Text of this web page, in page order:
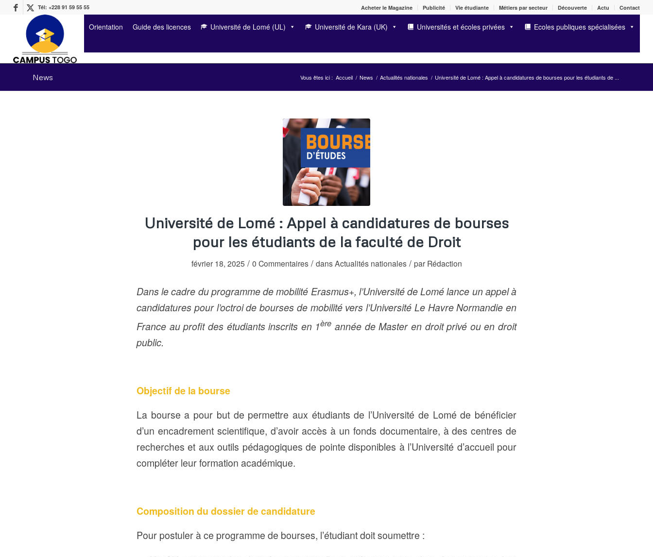
Acheter le Magazine Publicité Vie étudiante Métiers par secteur Découverte Actu Contact
Tél: +228 91 59 55 55
Orientation Guide des licences Université de Lomé (UL) Université de Kara (UK) Universités et écoles privées Ecoles publiques spécialisées
News Vous êtes ici : Accueil / News / Actualités nationales / Université de Lomé : Appel à candidatures de bourses pour les étudiants de ...
Université de Lomé : Appel à candidatures de bourses
pour les étudiants de la faculté de Droit
février 18, 2025 / 0 Commentaires / dansActualités nationales / par Rédaction
Dans le cadre du programme de mobilité Erasmus+, l’Université de Lomé lance un appel à
candidatures pour l’octroi de bourses de mobilité vers l’Université Le Havre Normandie en
France au profit des étudiants inscrits en 1ère année de Master en droit privé ou en droit
public.
Objectif de la bourse
La bourse a pour but de permettre aux étudiants de l’Université de Lomé de bénéficier
d’un encadrement scientifique, d’avoir accès à un fonds documentaire, à des centres de
recherches et aux outils pédagogiques de pointe disponibles à l’Université d’accueil pour
compléter leur formation académique.
Composition du dossier de candidature
Pour postuler à ce programme de bourses, l’étudiant doit soumettre :